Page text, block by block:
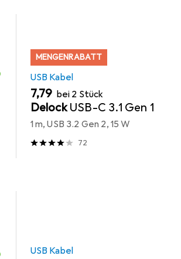
MENGENRABATT
USB Kabel
EUR
7,79 bei 2 Stück
Delock USB-C 3.1 Gen 1
1 m, USB 3.2 Gen 2, 15 W
72
USB Kabel